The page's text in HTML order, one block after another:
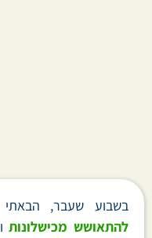
בשבוע שעבר, הבאתי 5 דברים שחשוב לעשות כדי
להתאושש מכישלונות